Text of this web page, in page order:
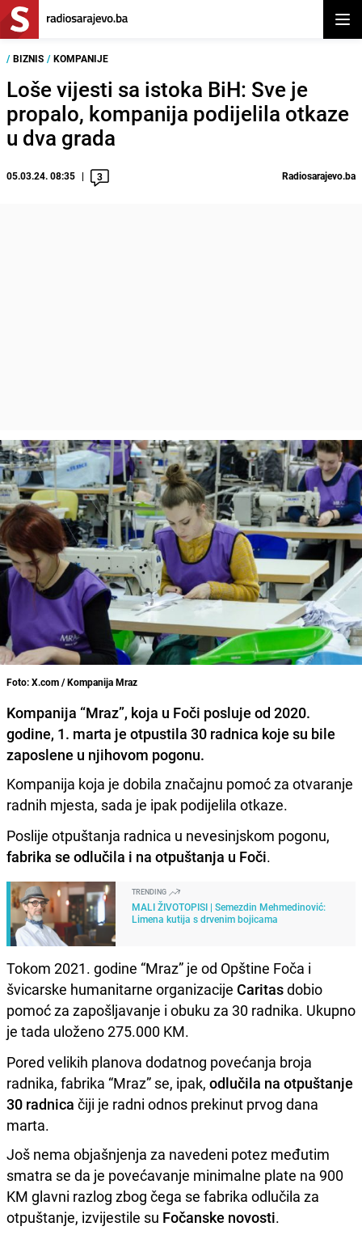
/ BIZNIS / KOMPANIJE
Loše vijesti sa istoka BiH: Sve je
propalo, kompanija podijelila otkaze
u dva grada
05.03.24. 08:35 3 Radiosarajevo.ba
Foto: X.com / Kompanija Mraz
Kompanija “Mraz”, koja u Foči posluje od 2020.
godine, 1. marta je otpustila 30 radnica koje su bile
zaposlene u njihovom pogonu.
Kompanija koja je dobila značajnu pomoć za otvaranje
radnih mjesta, sada je ipak podijelila otkaze.
Poslije otpuštanja radnica u nevesinjskom pogonu,
fabrika se odlučila i na otpuštanja u Foči.
TRENDING
MALI ŽIVOTOPISI | Semezdin Mehmedinović:
Limena kutija s drvenim bojicama
Tokom 2021. godine “Mraz” je od Opštine Foča i
švicarske humanitarne organizacije Caritasdobio
pomoć za zapošljavanje i obuku za 30 radnika. Ukupno
je tada uloženo 275.000 KM.
Pored velikih planova dodatnog povećanja broja
radnika, fabrika “Mraz” se, ipak, odlučila na otpuštanje
30 radnica čiji je radni odnos prekinut prvog dana
marta.
Još nema objašnjenja za navedeni potez međutim
smatra se da je povećavanje minimalne plate na 900
KM glavni razlog zbog čega se fabrika odlučila za
otpuštanje, izvijestile su Fočanske novosti.